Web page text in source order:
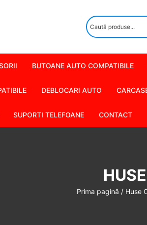
BUTOANE AUTO COMPATIBILE
DEBLOCARI AUTO
SUPORTI TELEFOANE CONTACT
Prima pagină / Huse